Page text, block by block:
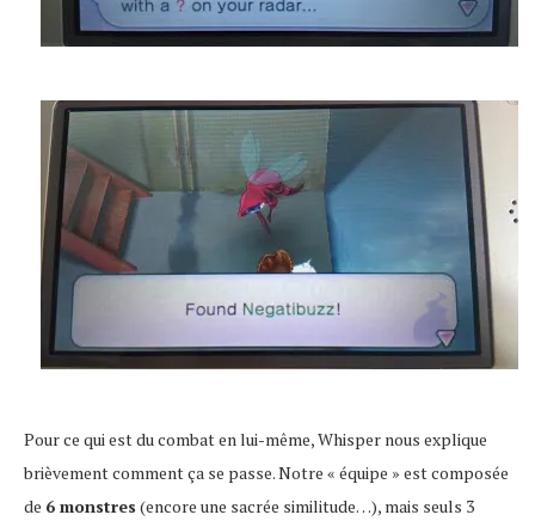
Pour ce qui est du combat en lui-même, Whisper nous explique
brièvement comment ça se passe. Notre « équipe » est composée
de 6 monstres (encore une sacrée similitude…), mais seuls 3